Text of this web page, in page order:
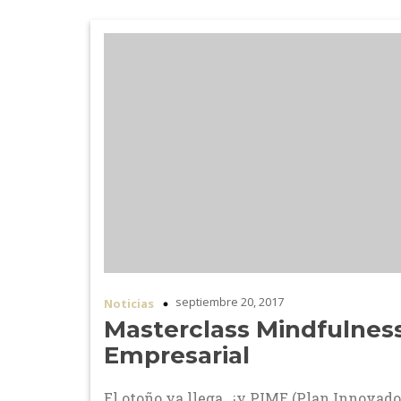
Noticias septiembre 20, 2017
Masterclass
Empresarial